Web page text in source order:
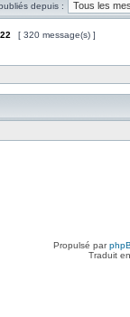
depuis :
22 [ 320 message(s) ]
Propulsé par
Traduit